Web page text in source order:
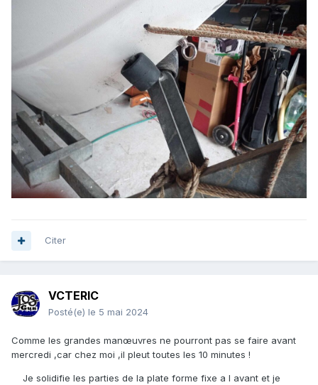
Citer
VCTERIC
Posté(e) le 5 mai 2024
Comme les grandes manœuvres ne pourront pas se faire avant
mercredi ,car chez moi ,il pleut toutes les 10 minutes !
Je solidifie les parties de la plate forme fixe a l avant et je